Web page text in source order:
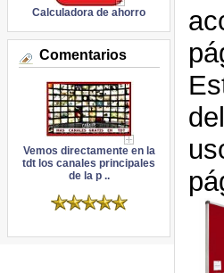
Calculadora de ahorro
Comentarios
Vemos directamente en la
tdt los canales principales
de la p ..